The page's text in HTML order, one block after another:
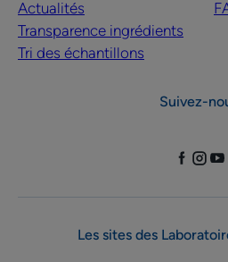
Actualités
Transparence ingrédients
Tri des échantillons
Suivez-
Les sites des